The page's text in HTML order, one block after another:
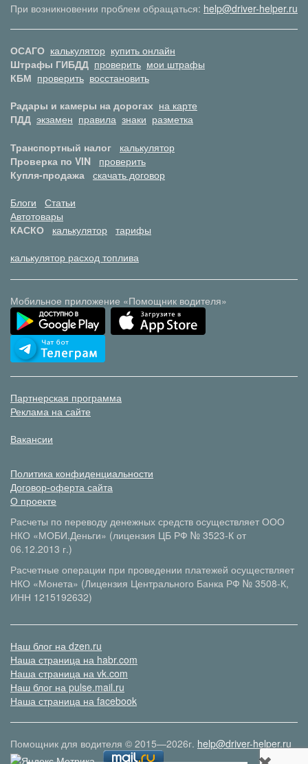
При возникновении проблем обращаться: help@driver-helper.ru
ОСАГО калькулятор купить онлайн
Штрафы ГИБДД проверить мои штрафы
КБМ проверить восстановить
Радары и камеры на дорогах на карте
ПДД экзамен правила знаки разметка
Транспортный налог
калькулятор
Проверка по VIN
проверить
Купля-продажа скачать договор
Блоги
Статьи
Автотовары
КАСКО
калькулятор тарифы
калькулятор расход топлива
Мобильное приложение «Помощник водителя»
Партнерская программа
Реклама на сайте
Вакансии
Политика конфиденциальности
Договор-оферта сайта
О проекте
Расчеты по переводу денежных средств осуществляет ООО
НКО «МОБИ.Деньги» (лицензия ЦБ РФ № 3523-К от
06.12.2013 г.)
Расчетные операции при проведении платежей осуществляет
НКО «Монета» (Лицензия Центрального Банка РФ № 3508-К,
ИНН 1215192632)
Наш блог на dzen.ru
Наша страница на habr.com
Наша страница на vk.com
Наш блог на pulse.mail.ru
Наша страница на facebook
Помощник для водителя © 2015—2026г. help@driver-helper.ru